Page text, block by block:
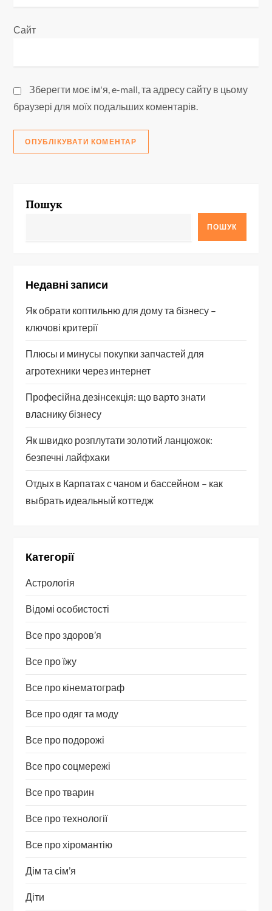
Сайт
Зберегти моє ім'я, e-mail, та адресу сайту в цьому
браузері для моїх подальших коментарів.
Пошук
ПОШУК
Недавні записи
Як обрати коптильню для дому та бізнесу –
ключові критерії
Плюсы и минусы покупки запчастей для
агротехники через интернет
Професійна дезінсекція: що варто знати
власнику бізнесу
Як швидко розплутати золотий ланцюжок:
безпечні лайфхаки
Отдых в Карпатах с чаном и бассейном – как
выбрать идеальный коттедж
Категорії
Астрологія
Відомі особистості
Все про здоров’я
Все про їжу
Все про кінематограф
Все про одяг та моду
Все про подорожі
Все про соцмережі
Все про тварин
Все про технології
Все про хіромантію
Дім та сім’я
Діти